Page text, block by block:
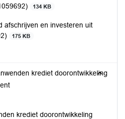
134 KB
afschrijven en investeren uit
175 KB
krediet doorontwikkeling